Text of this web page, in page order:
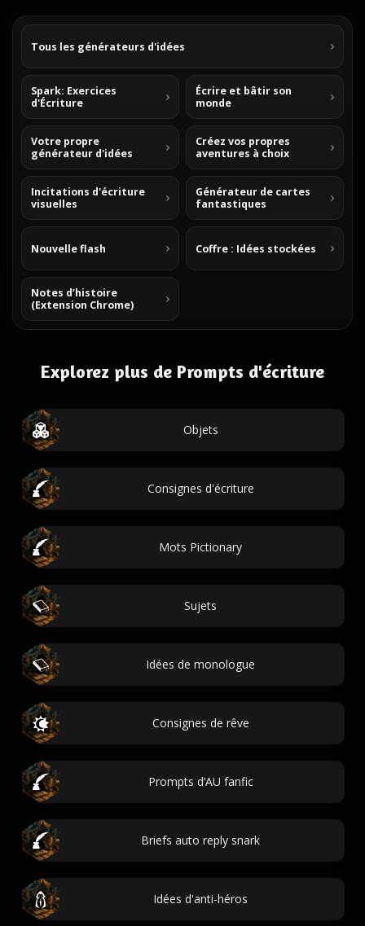
Tous les générateurs d'idées
Spark: Exercices
d'Écriture
Écrire et bâtir son
monde
Votre propre
générateur d'idées
Créez vos propres
aventures à choix
Incitations d'écriture
visuelles
Générateur de cartes
fantastiques
Nouvelle flash Coffre : Idées stockées
Notes d’histoire
(Extension Chrome)
Explorez plus de Prompts d'écriture
Objets
Consignes d'écriture
Mots Pictionary
Sujets
Idées de monologue
Consignes de rêve
Prompts d’AU fanfic
Briefs auto reply snark
Idées d'anti-héros